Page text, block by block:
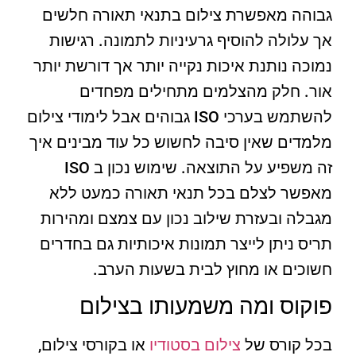
גבוהה מאפשרת צילום בתנאי תאורה חלשים
אך עלולה להוסיף גרעיניות לתמונה. רגישות
נמוכה נותנת איכות נקייה יותר אך דורשת יותר
אור. חלק מהצלמים מתחילים מפחדים
להשתמש בערכי ISO גבוהים אבל לימודי צילום
מלמדים שאין סיבה לחשוש כל עוד מבינים איך
זה משפיע על התוצאה. שימוש נכון ב ISO
מאפשר לצלם בכל תנאי תאורה כמעט ללא
מגבלה ובעזרת שילוב נכון עם צמצם ומהירות
תריס ניתן לייצר תמונות איכותיות גם בחדרים
חשוכים או מחוץ לבית בשעות הערב.
פוקוס ומה משמעותו בצילום
בכל קורס של צילום בסטודיו או בקורסי צילום,